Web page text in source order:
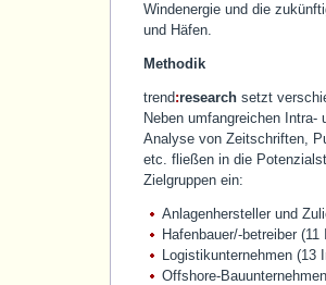
Windenergie und die
und Häfen.
Methodik
trend:research setzt
Neben umfangreichen Intra-
Analyse von Zeitschriften,
etc. fließen in die
Zielgruppen ein:
Anlagenhersteller und
Hafenbauer/-betreiber
Logistikunternehmen (13
Offshore-